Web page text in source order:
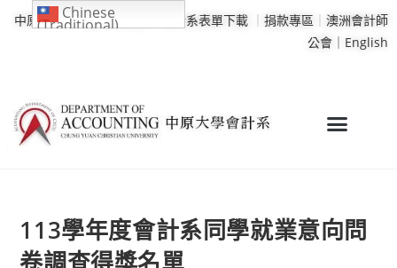
中原大學｜學校行事曆 會計系表單下載 ｜ 捐款專區 ｜ 澳洲會計師
公會｜ English
113學年度會計系同學就業意向問
卷調查得獎名單
Chinese
(Traditional)